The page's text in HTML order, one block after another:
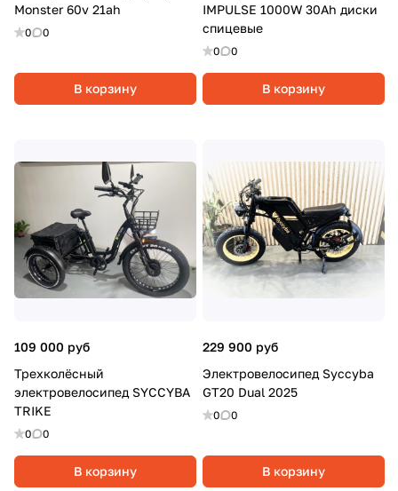
Monster 60v 21ah
0 0
В корзину
IMPULSE 1000W 30Ah диски
спицевые
0 0
В корзину
109 000 руб
Трехколёсный
электровелосипед SYCCYBA
TRIKE
0 0
В корзину
229 900 руб
Электровелосипед Syccyba
GT20 Dual 2025
0 0
В корзину